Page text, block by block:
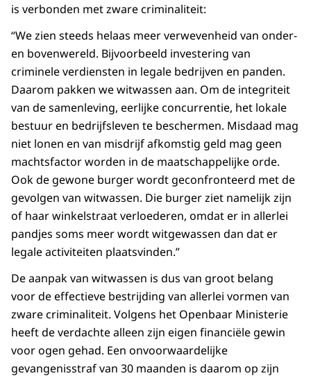
is verbonden met zware criminaliteit:
“We zien steeds helaas meer verwevenheid van onder-
en bovenwereld. Bijvoorbeeld investering van
criminele verdiensten in legale bedrijven en panden.
Daarom pakken we witwassen aan. Om de integriteit
van de samenleving, eerlijke concurrentie, het lokale
bestuur en bedrijfsleven te beschermen. Misdaad mag
niet lonen en van misdrijf afkomstig geld mag geen
machtsfactor worden in de maatschappelijke orde.
Ook de gewone burger wordt geconfronteerd met de
gevolgen van witwassen. Die burger ziet namelijk zijn
of haar winkelstraat verloederen, omdat er in allerlei
pandjes soms meer wordt witgewassen dan dat er
legale activiteiten plaatsvinden.”
De aanpak van witwassen is dus van groot belang
voor de effectieve bestrijding van allerlei vormen van
zware criminaliteit. Volgens het Openbaar Ministerie
heeft de verdachte alleen zijn eigen financiële gewin
voor ogen gehad. Een onvoorwaardelijke
gevangenisstraf van 30 maanden is daarom op zijn